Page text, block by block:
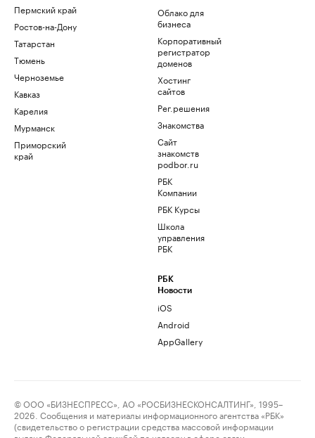
Пермский край
Ростов-на-Дону
Татарстан
Тюмень
Черноземье
Кавказ
Карелия
Мурманск
Приморский
край
Облако для
бизнеса
Корпоративный
регистратор
доменов
Хостинг
сайтов
Рег.решения
Знакомства
Сайт
знакомств
podbor.ru
РБК
Компании
РБК Курсы
Школа
управления
РБК
РБК
Новости
iOS
Android
AppGallery
© ООО «БИЗНЕСПРЕСС», АО «РОСБИЗНЕСКОНСАЛТИНГ», 1995–
2026. Сообщения и материалы информационного агентства «РБК»
(свидетельство о регистрации средства массовой информации